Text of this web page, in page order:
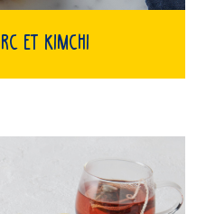
et kimchi